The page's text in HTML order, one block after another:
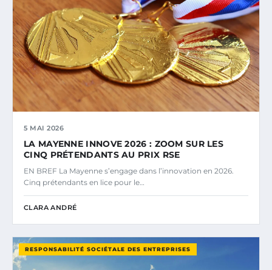
5 MAI 2026
LA MAYENNE INNOVE 2026 : ZOOM SUR LES
CINQ PRÉTENDANTS AU PRIX RSE
EN BREF La Mayenne s’engage dans l’innovation en 2026.
Cinq prétendants en lice pour le…
CLARA ANDRÉ
RESPONSABILITÉ SOCIÉTALE DES ENTREPRISES